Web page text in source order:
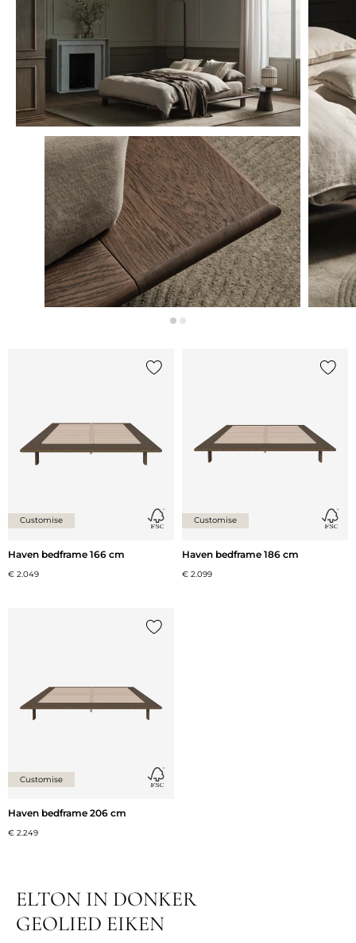
Customise
Haven bedframe 166 cm
€ 2.049
Customise
Haven bedframe 186 cm
€ 2.099
Customise
Haven bedframe 206 cm
€ 2.249
ELTON IN DONKER
GEOLIED EIKEN